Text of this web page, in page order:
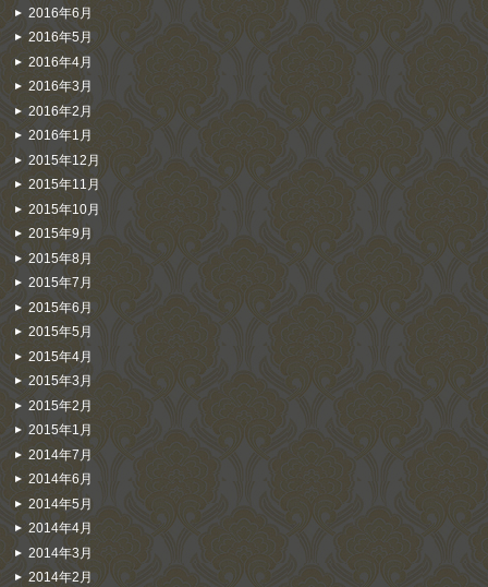
2016年6月
2016年5月
2016年4月
2016年3月
2016年2月
2016年1月
2015年12月
2015年11月
2015年10月
2015年9月
2015年8月
2015年7月
2015年6月
2015年5月
2015年4月
2015年3月
2015年2月
2015年1月
2014年7月
2014年6月
2014年5月
2014年4月
2014年3月
2014年2月